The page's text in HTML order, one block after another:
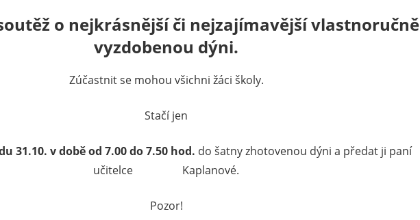
o nejkrásnější či nejzajímavější vlastnoručně
vyzdobenou dýni.
Zúčastnit se mohou všichni žáci školy.
Stačí jen
31.10. v době od 7.00 do 7.50 hod. do šatny zhotovenou dýni a předat ji paní
učitelce Kaplanové.
Pozor!